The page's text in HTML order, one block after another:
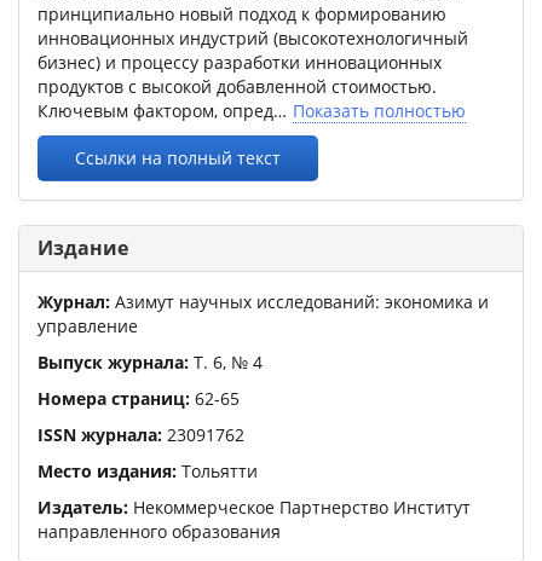
принципиально новый подход к формированию
инновационных индустрий (высокотехнологичный
бизнес) и процессу разработки инновационных
продуктов с высокой добавленной стоимостью.
Ключевым фактором, опред
Показать полностью
Ссылки на полный текст
Издание
Журнал: Азимут научных исследований: экономика и
управление
Выпуск журнала: Т. 6, № 4
Номера страниц: 62-65
ISSN журнала: 23091762
Место издания: Тольятти
Издатель: Некоммерческое Партнерство Институт
направленного образования